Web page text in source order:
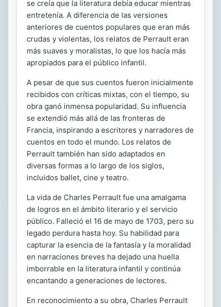
se creía que la literatura debía educar mientras
entretenía. A diferencia de las versiones
anteriores de cuentos populares que eran más
crudas y violentas, los relatos de Perrault eran
más suaves y moralistas, lo que los hacía más
apropiados para el público infantil.
A pesar de que sus cuentos fueron inicialmente
recibidos con críticas mixtas, con el tiempo, su
obra ganó inmensa popularidad. Su influencia
se extendió más allá de las fronteras de
Francia, inspirando a escritores y narradores de
cuentos en todo el mundo. Los relatos de
Perrault también han sido adaptados en
diversas formas a lo largo de los siglos,
incluidos ballet, cine y teatro.
La vida de Charles Perrault fue una amalgama
de logros en el ámbito literario y el servicio
público. Falleció el 16 de mayo de 1703, pero su
legado perdura hasta hoy. Su habilidad para
capturar la esencia de la fantasía y la moralidad
en narraciones breves ha dejado una huella
imborrable en la literatura infantil y continúa
encantando a generaciones de lectores.
En reconocimiento a su obra, Charles Perrault